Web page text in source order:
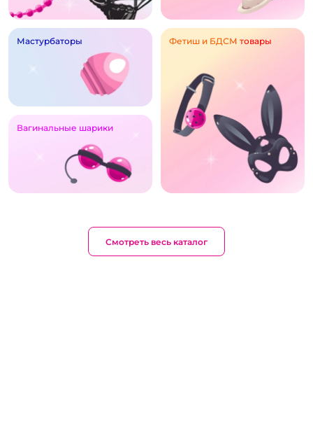
Мастурбаторы
Вагинальные шарики
Фетиш и БДСМ товары
Смотреть весь каталог